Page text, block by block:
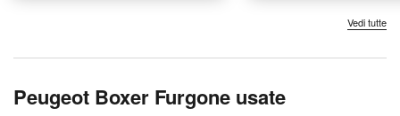
Vedi tutte
Peugeot Boxer Furgone usate